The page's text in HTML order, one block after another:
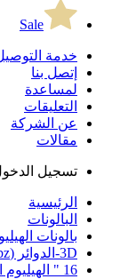
Sale
خدمة
إتصل بنا
لمساعدة
التعليقات
عن الشركة
مقالات
تسجيل
الرئيسية
البالونات
بالونات
3D-الدوائر (orbz)
16 " الهيليوم احباط لمعان أسود 3 د المجال بالون